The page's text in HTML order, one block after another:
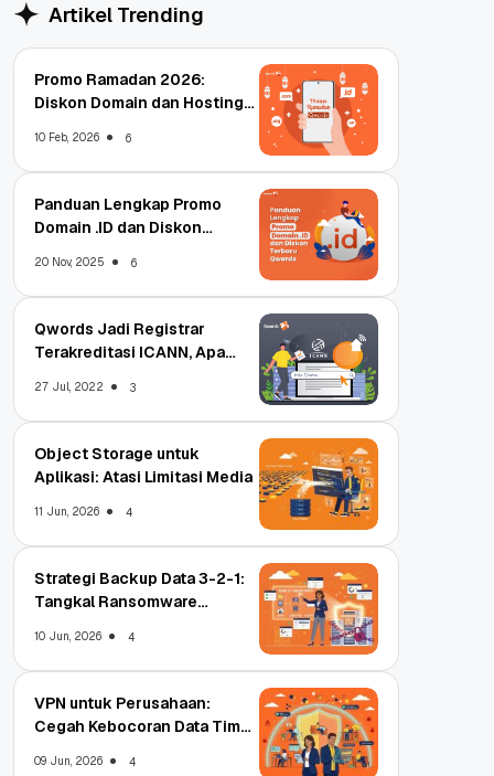
Artikel Trending
Promo Ramadan 2026:
Diskon Domain dan Hosting
10 Feb, 2026 6
Panduan Lengkap Promo
Domain .ID dan Diskon
20 Nov, 2025 6
Qwords Jadi Registrar
Terakreditasi ICANN, Apa
27 Jul, 2022 3
Object Storage untuk
Aplikasi: Atasi Limitasi Media
11 Jun, 2026 4
Strategi Backup Data 3-2-1:
Tangkal Ransomware
10 Jun, 2026 4
VPN untuk Perusahaan:
Cegah Kebocoran Data Tim
09 Jun, 2026 4